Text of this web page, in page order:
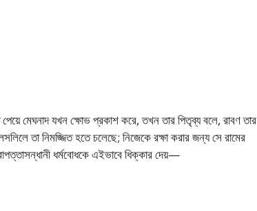
পেয়ে মেঘনাদ যখন ক্ষোভ প্রকাশ করে, তখন তার পিতৃব্য বলে, রাবণ তার
তা নিমজ্জিত হতে চলেছে; নিজেকে রক্ষা করার জন্য সে রামের
ধর্মবোধকে এইভাবে ধিক্কার দেয়—